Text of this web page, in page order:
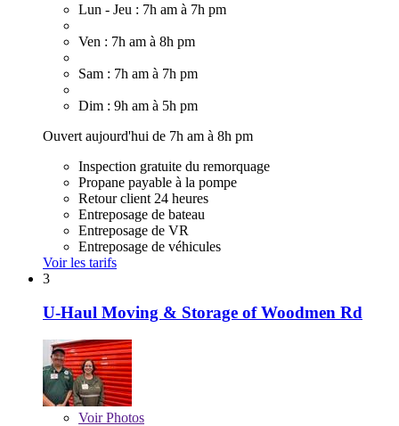
Lun - Jeu : 7h am à 7h pm
Ven : 7h am à 8h pm
Sam : 7h am à 7h pm
Dim : 9h am à 5h pm
Ouvert aujourd'hui de 7h am à 8h pm
Inspection gratuite du remorquage
Propane payable à la pompe
Retour client 24 heures
Entreposage de bateau
Entreposage de VR
Entreposage de véhicules
Voir les tarifs
3
U-Haul Moving & Storage of Woodmen Rd
VoirPhotos